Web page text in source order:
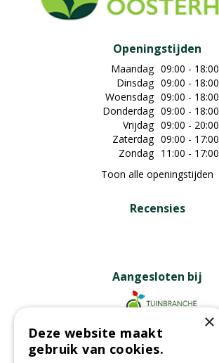
Openingstijden
Maandag 09:00 - 18:00
Dinsdag 09:00 - 18:00
Woensdag 09:00 - 18:00
Donderdag 09:00 - 18:00
Vrijdag 09:00 - 20:00
Zaterdag 09:00 - 17:00
Zondag 11:00 - 17:00
Toon alle openingstijden
Recensies
Aangesloten bij
Partners
×
Deze website maakt
gebruik van cookies.